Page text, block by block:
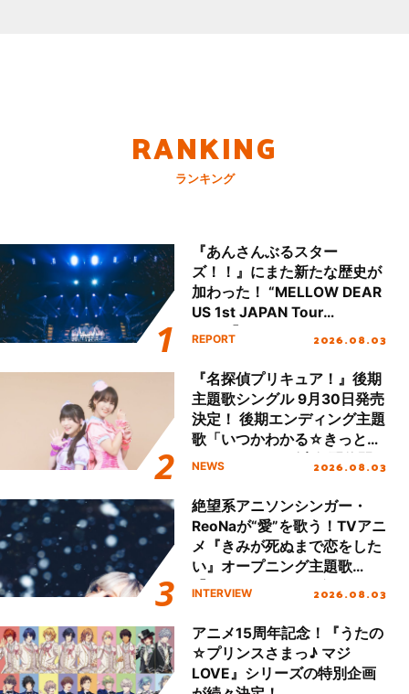
RANKING
ランキング
『あんさんぶるスター
ズ！！』にまた新たな歴史が
加わった！ “MELLOW DEAR
US 1st JAPAN Tour
Final「NICE to meet YOU
ート!!
REPORT 2026.08.03
『名探偵プリキュア！』後期
主題歌シングル 9月30日発売
決定！ 後期エンディング主題
歌「いつかわかる☆きっとあ
える」TVサイズ先行配信開
NEWS 2026.08.03
絶望系アニソンシンガー・
ReoNaが“愛”を歌う！TVアニ
メ『きみが死ぬまで恋をした
い』オープニング主題歌
「Amore」インタビュー
INTERVIEW 2026.08.03
アニメ15周年記念！『うたの
☆プリンスさまっ♪ マジ
LOVE』シリーズの特別企画